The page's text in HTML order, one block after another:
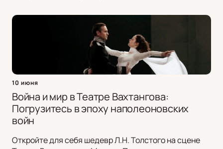
10 июня
Война и мир в Театре Вахтангова:
Погрузитесь в эпоху наполеоновских
войн
Откройте для себя шедевр Л.Н. Толстого на сцене